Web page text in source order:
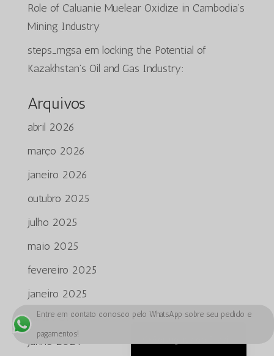
Role of Caluanie Muelear Oxidize in Cambodia’s
Mining Industry
steps_mgsa em locking the Potential of
Kazakhstan’s Oil and Gas Industry:
Arquivos
abril 2026
março 2026
janeiro 2026
outubro 2025
julho 2025
maio 2025
fevereiro 2025
janeiro 2025
julho 2024
junho 2024
Entre em contato conosco pelo WhatsApp sobre seu pedido e
pagamentos!
English
ພາສາລາວ
العربية